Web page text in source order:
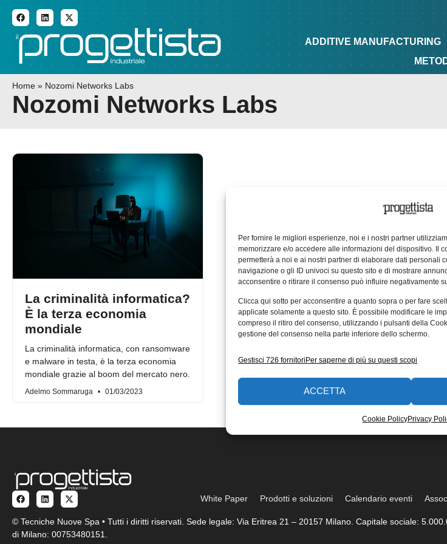
Per fornire le migliori esperienze, noi e i nostri partner
memorizzare e/o accedere alle informazioni del dispositivo. Il
permetterà a noi e ai nostri partner di elaborare dati personali
navigazione o gli ID univoci su questo sito e di mostrare
acconsentire o ritirare il consenso può influire negativamente
Clicca qui sotto per acconsentire a quanto sopra o per fare
applicate solamente a questo sito. È possibile modificare le
compreso il ritiro del consenso, utilizzando i pulsanti della
gestione del consenso nella parte inferiore dello schermo.
Gestisci 726 fornitoriPer saperne di più su questi scopi
ACCETTA
Cookie PolicyPrivacy
ADDITIVE MANUFACTURING QUADERNI DI PROGETTAZIONE
ADDITIVE MANUFACTURING
Home » Nozomi Networks Labs
Nozomi Networks Labs
La criminalità informatica?
È la terza economia
mondiale
La criminalità informatica, con ransomware
e malware in testa, è la terza economia
mondiale grazie al boom del mercato nero.
Adelmo Sommaruga 01/03/2023
White Paper Prodotti e soluzioni Calendario eventi
© Tecniche Nuove Spa • Tutti i diritti riservati. Sede legale: Via Eritrea 21 – 20157 Milano. Capitale sociale:
di Milano: 00753480151.